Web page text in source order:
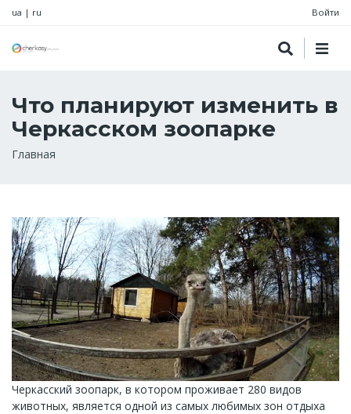
ua | ru Войти
Что планируют изменить в
Черкасском зоопарке
Строка
Главная
Черкасский зоопарк, в котором проживает 280 видов
животных, является одной из самых любимых зон отдыха